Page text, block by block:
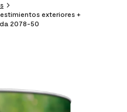
exteriores +
2078-50